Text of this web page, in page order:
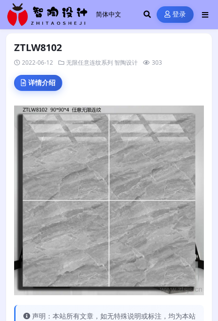
登录
ZTLW8102
2022-06-12 无限任意连纹系列 智陶设计 303
详情介绍
声明：本站所有文章，如无特殊说明或标注，均为本站